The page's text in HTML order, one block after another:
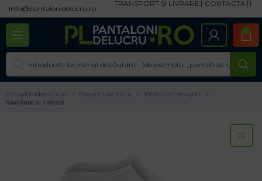
info@pantalonidelucru.ro
TRANSPORT ȘI LIVRARE CONTACTAȚI
0
Pantalonidelucru.ro Bocanci de lucru
Incaltaminte sport
Sandale si saboti